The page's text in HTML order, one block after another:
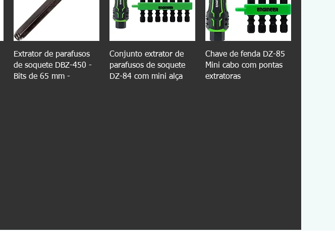
Extrator de parafusos
de soquete DBZ-450 -
Bits de 65 mm -
Conjunto extrator de
parafusos de soquete
DZ-84 com mini alça
Chave de fenda DZ-85
Mini cabo com pontas
extratoras